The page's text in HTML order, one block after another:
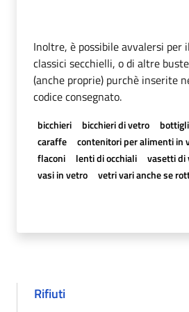
Inoltre, è possibile avvalersi per
classici secchielli, o di altre
(anche proprie) purchè inserite
codice consegnato.
bicchieri bicchieri di vetro
caraffe
contenitori per alimenti in
flaconi
lenti di occhiali vasetti di
vasi in vetro
vetri vari anche se
Rifiuti